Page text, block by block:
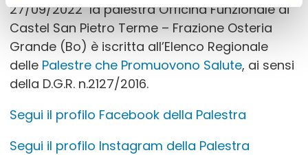
27/09/2022 la palestra Officina Funzionale di
Castel San Pietro Terme – Frazione Osteria
Grande (Bo) è iscritta all’Elenco Regionale
delle Palestre che Promuovono Salute, ai sensi
della D.G.R. n.2127/2016.
Segui il profilo Facebook della Palestra
Segui il profilo Instagram della Palestra